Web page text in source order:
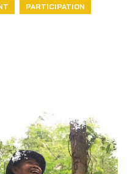
PARTICIPATION